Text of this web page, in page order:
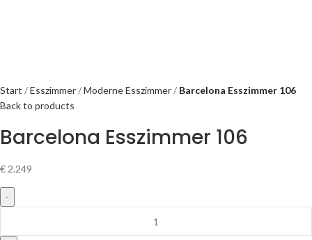
Start Esszimmer Moderne Esszimmer
Barcelona Esszimmer 106
Back to products
Barcelona Esszimmer 106
€2.249